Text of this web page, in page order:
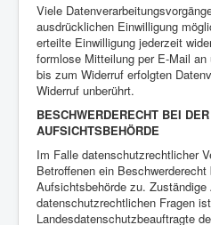
Viele
ausdrücklichen Einwilligung
erteilte Einwilligung jederzeit
formlose Mitteilung per E-Mail
bis zum Widerruf erfolgten
Widerruf unberührt.
BESCHWERDERECHT BEI
AUFSICHTSBEHÖRDE
Im Falle datenschutzrechtlicher
Betroffenen ein
Aufsichtsbehörde zu.
datenschutzrechtlichen Fragen
Landesdatenschutzbeauftragte